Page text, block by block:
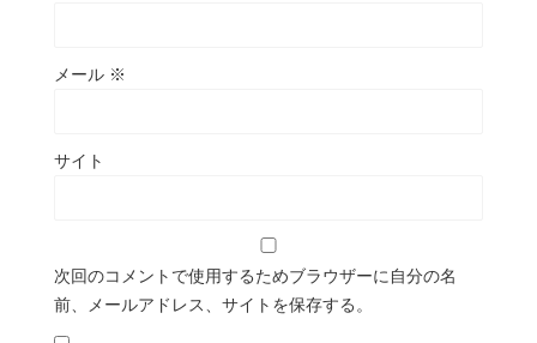
メール ※
サイト
次回のコメントで使用するためブラウザーに自分の名
前、メールアドレス、サイトを保存する。